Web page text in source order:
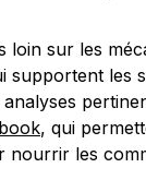
loin sur les
supportent les
, qui
nourrir les